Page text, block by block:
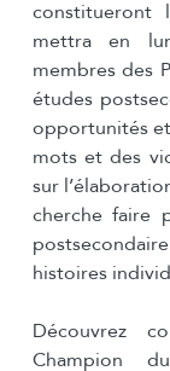
constitueront
mettra en
membres des
études
opportunités
mots et des
sur
cherche faire
histoires
Découvrez
Champion